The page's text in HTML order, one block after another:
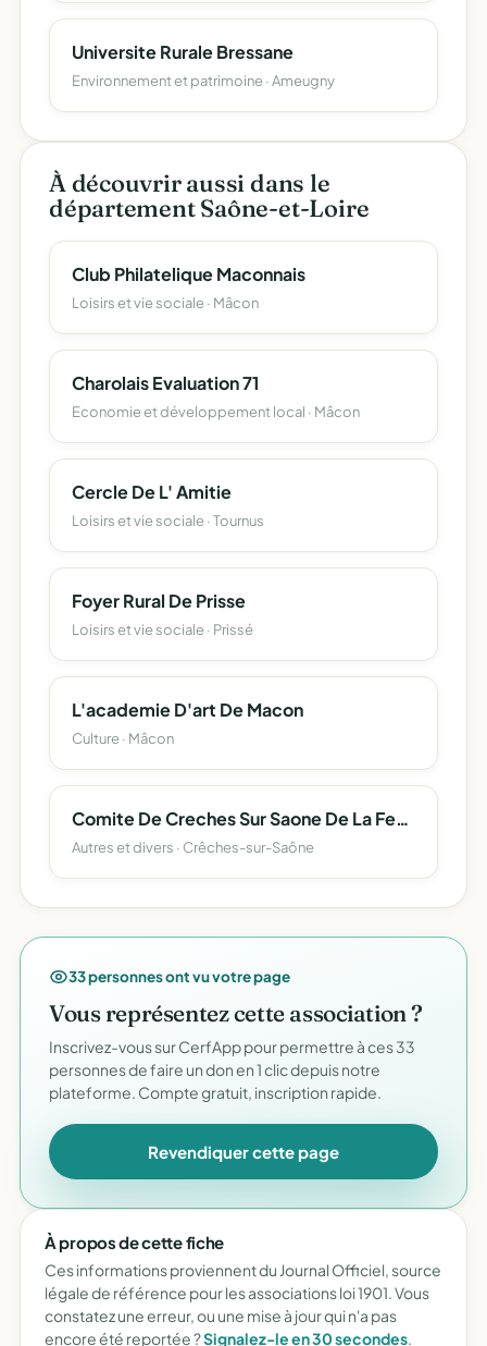
Universite Rurale Bressane
Environnement et patrimoine · Ameugny
À découvrir aussi dans le
département Saône-et-Loire
Club Philatelique Maconnais
Loisirs et vie sociale · Mâcon
Charolais Evaluation 71
Economie et développement local · Mâcon
Cercle De L' Amitie
Loisirs et vie sociale · Tournus
Foyer Rural De Prisse
Loisirs et vie sociale · Prissé
L'academie D'art De Macon
Culture · Mâcon
Comite De Creches Sur Saone De La Federation Nationale Des Anciens Combattants En Algerie
Autres et divers · Crêches-sur-Saône
33 personnes ont vu votre page
Vous représentez cette association ?
Inscrivez-vous sur CerfApp pour permettre à ces 33
personnes de faire un don en 1 clic depuis notre
plateforme. Compte gratuit, inscription rapide.
Revendiquer cette page
À propos de cette fiche
Ces informations proviennent du Journal Officiel, source
légale de référence pour les associations loi 1901. Vous
constatez une erreur, ou une mise à jour qui n'a pas
encore été reportée ?Signalez-le en 30 secondes.